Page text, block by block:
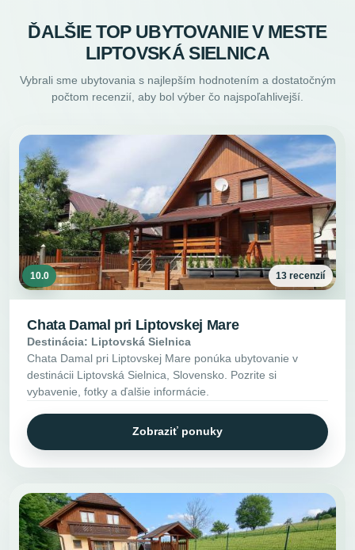
ĎALŠIE TOP UBYTOVANIE V MESTE
LIPTOVSKÁ SIELNICA
Vybrali sme ubytovania s najlepším hodnotením a dostatočným
počtom recenzií, aby bol výber čo najspoľahlivejší.
10.0 13 recenzií
Chata Damal pri Liptovskej Mare
Destinácia: Liptovská Sielnica
Chata Damal pri Liptovskej Mare ponúka ubytovanie v
destinácii Liptovská Sielnica, Slovensko. Pozrite si
vybavenie, fotky a ďalšie informácie.
Zobraziť ponuky